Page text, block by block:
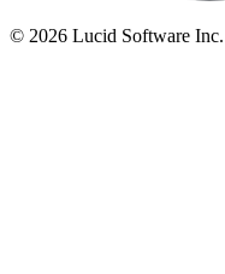
© 2026 Lucid Software Inc.